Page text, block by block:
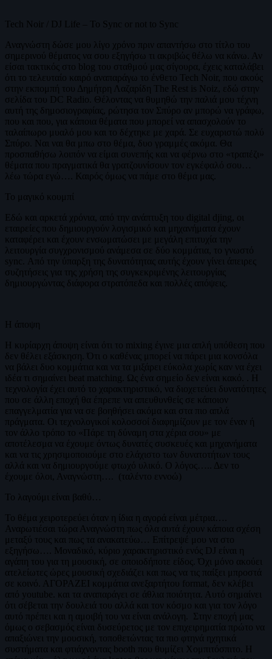
Tech Noir / DJ Life – To Sync or not to Sync
Αναγνώστη δώσε μου λίγο χρόνο πριν απαντήσω στο τίτλο του
σημερινού θέματος να σου εξηγήσω τι ακριβώς θέλω να κάνω. Αν
είσαι τακτικός στο blog του σταθμού μας σίγουρα, έχεις καταλάβει
ότι το τελευταίο καιρό αναπαράγω το ένθετο Tech Noir, που ακούς
στην εκπομπή του Δημήτρη Λαζαρίδη The Rest is Noiz, εδώ στην
σελίδα του DC Radio. Θέλοντας να θυμηθώ την παλιά μου τέχνη
αυτή της δημοσιογραφίας, ρώτησα τον Σπύρο αν μπορώ να γράφω,
που και που, για κάποια θέματα που μπορεί να απασχολούν το
ταλαίπωρο μυαλό μου και το δέχτηκε με χαρά. Σε ευχαριστώ πολύ
Σπύρο. Ναι ναι θα μπω στο θέμα, δυο γραμμές ακόμα. Θα
προσπαθήσω λοιπόν να είμαι συνεπής και να φέρνω στο «τραπέζι»
θέματα που πραγματικά θα γρατζουνίσουν τον εγκέφαλό σου…
λέω τώρα εγώ…. Καιρός όμως να πάμε στο θέμα μας.
Το μαγικό κουμπί
Εδώ και αρκετά χρόνια, από την ανάπτυξη του digital djing, οι
εταιρείες που δημιουργούν λογισμικό και μηχανήματα έχουν
καταφέρει και έχουν ενσωματώσει με μεγάλη επιτυχία την
λειτουργία συγχρονισμού ανάμεσα σε δύο κομμάτια, το γνωστό
sync. Από την ύπαρξη της δυνατότητας αυτής έχουν γίνει άπειρες
συζητήσεις για της χρήση της συγκεκριμένης λειτουργίας
δημιουργώντας διάφορα στρατόπεδα και πολλές απόψεις.
Η άποψη
Η κυρίαρχη άποψη είναι ότι το mixing έγινε μια απλή υπόθεση που
δεν θέλει εξάσκηση. Ότι ο καθένας μπορεί να πάρει μια κονσόλα
να βάλει δυο κομμάτια και να τα μιξάρει εύκολα χωρίς καν να έχει
ιδέα τι σημαίνει beat matching. Ως ένα σημείο δεν είναι κακό. . Η
τεχνολογία έχει αυτό το χαρακτηριστικό, να διοχετεύει δυνατότητες
που σε άλλη εποχή θα έπρεπε να απευθυνθείς σε κάποιον
επαγγελματία για να σε βοηθήσει ακόμα και στα πιο απλά
πράγματα. Οι τεχνολογικοί κολοσσοί διαφημίζουν με τον έναν ή
τον άλλο τρόπο το «Πάρε τη δύναμη στα χέρια σου» με
αποτέλεσμα να έχουμε όντως δυνατές συσκευές και μηχανήματα
και να τις χρησιμοποιούμε στο ελάχιστο των δυνατοτήτων τους
αλλά και να δημιουργούμε φτωχό υλικό. Ο λόγος….. Δεν το
έχουμε όλοι, Αναγνώστη…. (ταλέντο εννοώ)
Το λαγούμι είναι βαθύ…
Το θέμα χειροτερεύει όταν η ίδια η αγορά είναι μέτρια….
Αναρωτιέσαι τώρα Αναγνώστη πως όλα αυτά έχουν κάποια σχέση
μεταξύ τους και πως τα ανακατεύω… Επίτρεψέ μου να στο
εξηγήσω…. Μοναδικό, κύριο χαρακτηριστικό ενός DJ είναι η
αγάπη του για τη μουσική, σε οποιοδήποτε είδος. Όχι μόνο ακούει
ατελείωτες ώρες μουσική σχεδιάζει και πως να τις παίξει μπροστά
σε κοινό. ΑΓΟΡΑΖΕΙ κομμάτια ανεξαρτήτου format, δεν κλέβει
από youtube. και τα αναπαράγει σε άθλια ποιότητα. Αυτό σημαίνει
ότι σέβεται την δουλειά του αλλά και τον κόσμο και για τον λόγο
αυτό πρέπει και η αμοιβή του να είναι ανάλογη. Στην εποχή μας
όμως ο σεβασμός είναι δυσεύρετος με τον επιχειρηματία πρώτο να
απαξιώνει την μουσική, τοποθετώντας τα πιο φτηνά ηχητικά
συστήματα και φτιάχνοντας booth που θυμίζει Χομπιτόσπιτο. Η